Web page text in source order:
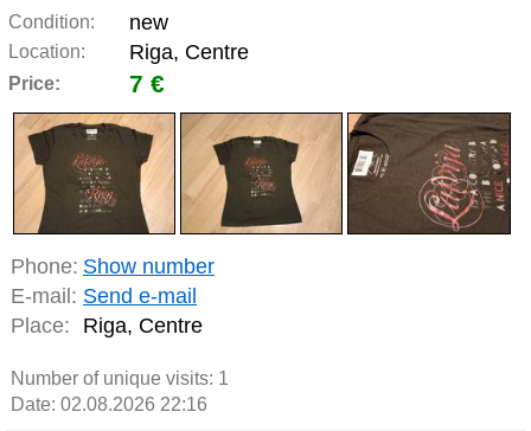
Condition: new
Location: Riga, Centre
Price: 7 €
Phone: Show number
E-mail: Send e-mail
Place:
Riga, Centre
Number of unique visits: 1
Date: 02.08.2026 22:16